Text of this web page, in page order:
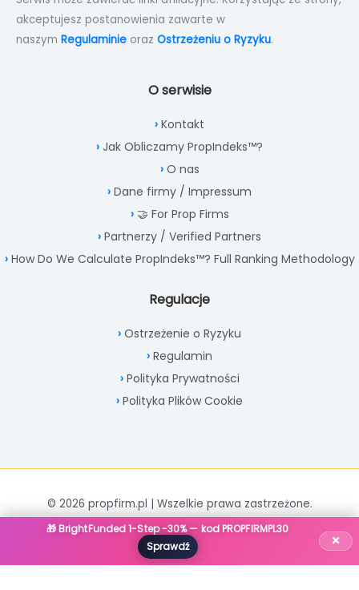
akceptujesz postanowienia zawarte w
naszym Regulaminie oraz Ostrzeżeniu o Ryzyku.
O serwisie
Kontakt
Jak Obliczamy PropIndeks™?
O nas
Dane firmy / Impressum
🤝 For Prop Firms
Partnerzy / Verified Partners
How Do We Calculate PropIndeks™? Full Ranking Methodology
Regulacje
Ostrzeżenie o Ryzyku
Regulamin
Polityka Prywatności
Polityka Plików Cookie
© 2026 propfirm.pl | Wszelkie prawa zastrzeżone.
🎁 BrightFunded 1-Step -30% — kod PROPFIRMPL30
Sprawdź
×